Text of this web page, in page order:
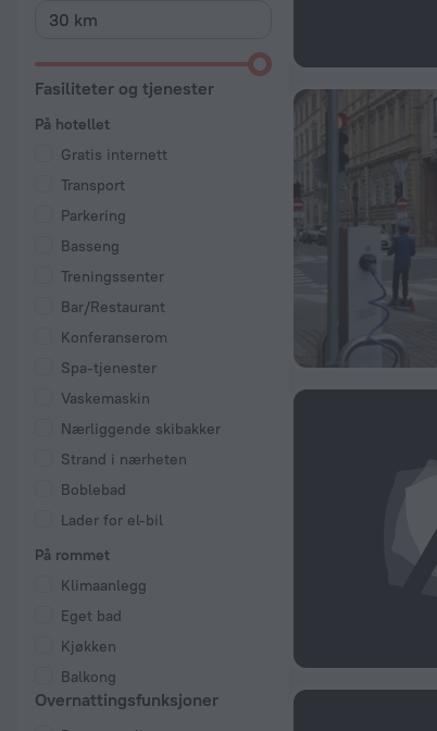
Fasiliteter og tjenester
På hotellet
Gratis internett
Transport
Parkering
Basseng
Treningssenter
Bar/Restaurant
Konferanserom
Spa-tjenester
Vaskemaskin
Nærliggende skibakker
Strand i nærheten
Boblebad
Lader for el-bil
På rommet
Klimaanlegg
Eget bad
Kjøkken
Balkong
Overnattingsfunksjoner